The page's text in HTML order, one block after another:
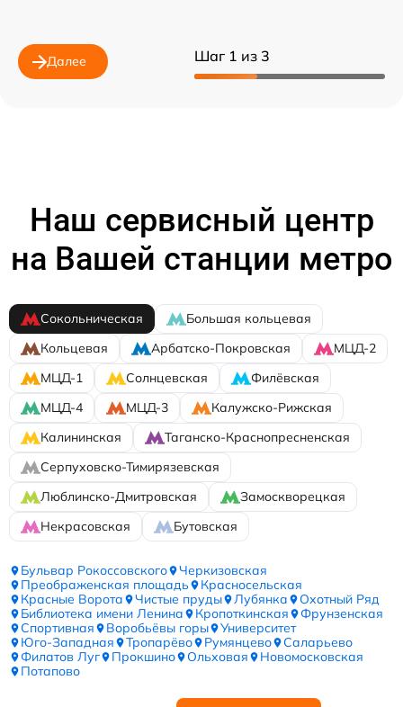
Шаг 1 из 3
Далее
Наш сервисный центр
на Вашей станции метро
Сокольническая
Большая кольцевая
Кольцевая
Арбатско-Покровская
МЦД-2
МЦД-1
Солнцевская
Филёвская
МЦД-4
МЦД-3
Калужско-Рижская
Калининская
Таганско-Краснопресненская
Серпуховско-Тимирязевская
Люблинско-Дмитровская
Замоскворецкая
Некрасовская
Бутовская
Бульвар Рокоссовского
Черкизовская
Преображенская площадь
Красносельская
Красные Ворота
Чистые пруды Лубянка
Охотный Ряд
Библиотека имени Ленина
Кропоткинская
Фрунзенская
Спортивная
Воробьёвы горы
Университет
Юго-Западная
Тропарёво Румянцево
Саларьево
Филатов Луг
Прокшино Ольховая
Новомосковская
Потапово